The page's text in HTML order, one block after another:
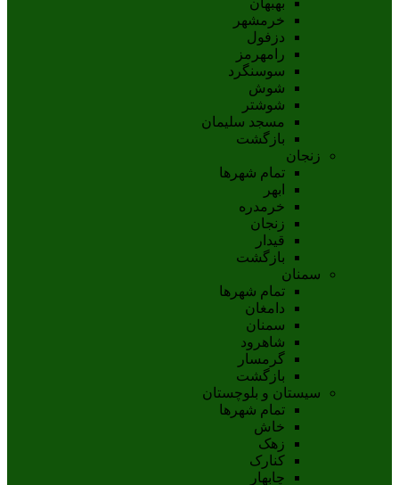
خرمشهر
دزفول
رامهرمز
سوسنگرد
شوش
شوشتر
مسجد سليمان
بازگشت
زنجان
تمام شهر‌ها
ابهر
خرمدره
زنجان
قيدار
بازگشت
سمنان
تمام شهر‌ها
دامغان
سمنان
شاهرود
گرمسار
بازگشت
سیستان و بلوچستان
تمام شهر‌ها
خاش
زهک
کنارک
چابهار